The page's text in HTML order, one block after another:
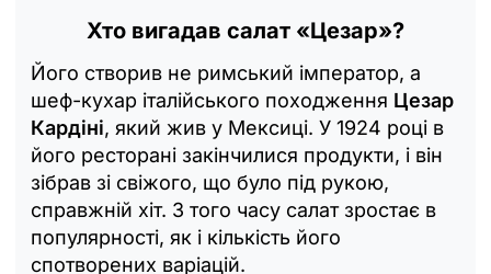
Хто вигадав салат «Цезар»?
Його створив не римський імператор, а
шеф-кухар італійського походження Цезар
Кардіні, який жив у Мексиці. У 1924 році в
його ресторані закінчилися продукти, і він
зібрав зі свіжого, що було під рукою,
справжній хіт. З того часу салат зростає в
популярності, як і кількість його
спотворених варіацій.